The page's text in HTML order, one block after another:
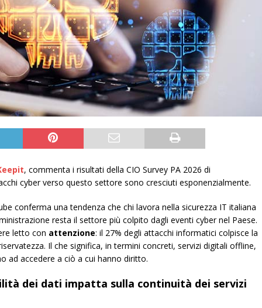
, commenta i risultati della CIO Survey PA 2026 di
cyber verso questo settore sono cresciuti esponenzialmente.
conferma una tendenza che chi lavora nella sicurezza IT italiana
resta il settore più colpito dagli eventi cyber nel Paese.
letto con attenzione: il 27% degli attacchi informatici colpisce la
Il che significa, in termini concreti, servizi digitali offline,
ad accedere a ciò a cui hanno diritto.
dei dati impatta sulla continuità dei servizi